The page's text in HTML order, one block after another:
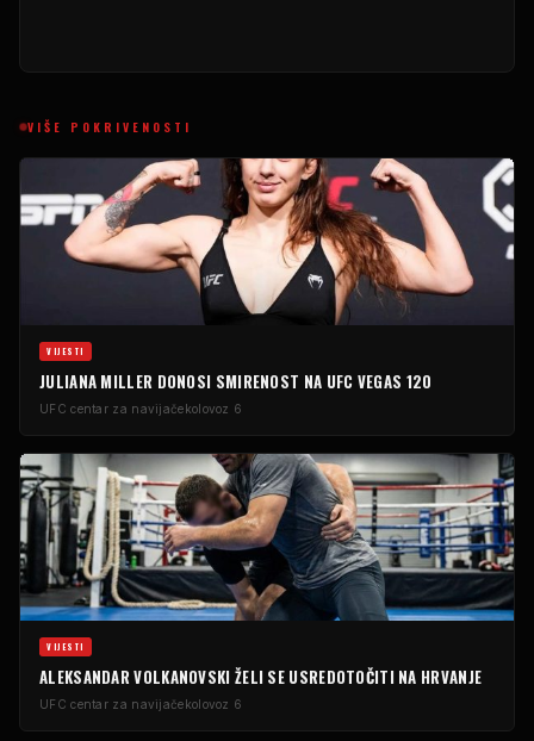
VIŠE POKRIVENOSTI
VIJESTI
JULIANA MILLER DONOSI SMIRENOST NA UFC VEGAS 120
UFC centar za navijačekolovoz 6
VIJESTI
ALEKSANDAR VOLKANOVSKI ŽELI SE USREDOTOČITI NA HRVANJE
UFC centar za navijačekolovoz 6